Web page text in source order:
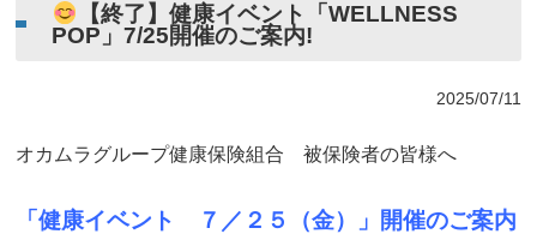
【終了】健康イベント「WELLNESS
POP」7/25開催のご案内!
2025/07/11
オカムラグループ健康保険組合 被保険者の皆様へ
「健康イベント ７／２５（金）」開催のご案内